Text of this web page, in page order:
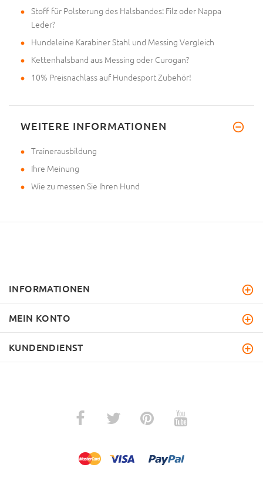
Stoff für Polsterung des Halsbandes: Filz oder Nappa
Leder?
Hundeleine Karabiner Stahl und Messing Vergleich
Kettenhalsband aus Messing oder Curogan?
10% Preisnachlass auf Hundesport Zubehör!
WEITERE INFORMATIONEN
Trainerausbildung
Ihre Meinung
Wie zu messen Sie Ihren Hund
INFORMATIONEN
MEIN KONTO
KUNDENDIENST